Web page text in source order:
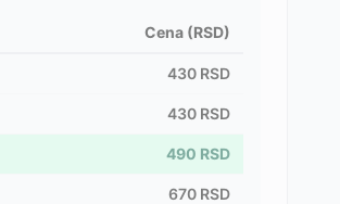
Cena (RSD)
430 RSD
430 RSD
490 RSD
670 RSD